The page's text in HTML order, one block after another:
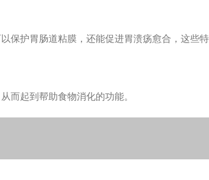
保护胃肠道粘膜，还能促进胃溃疡愈合，这些
而起到帮助食物消化的功能。